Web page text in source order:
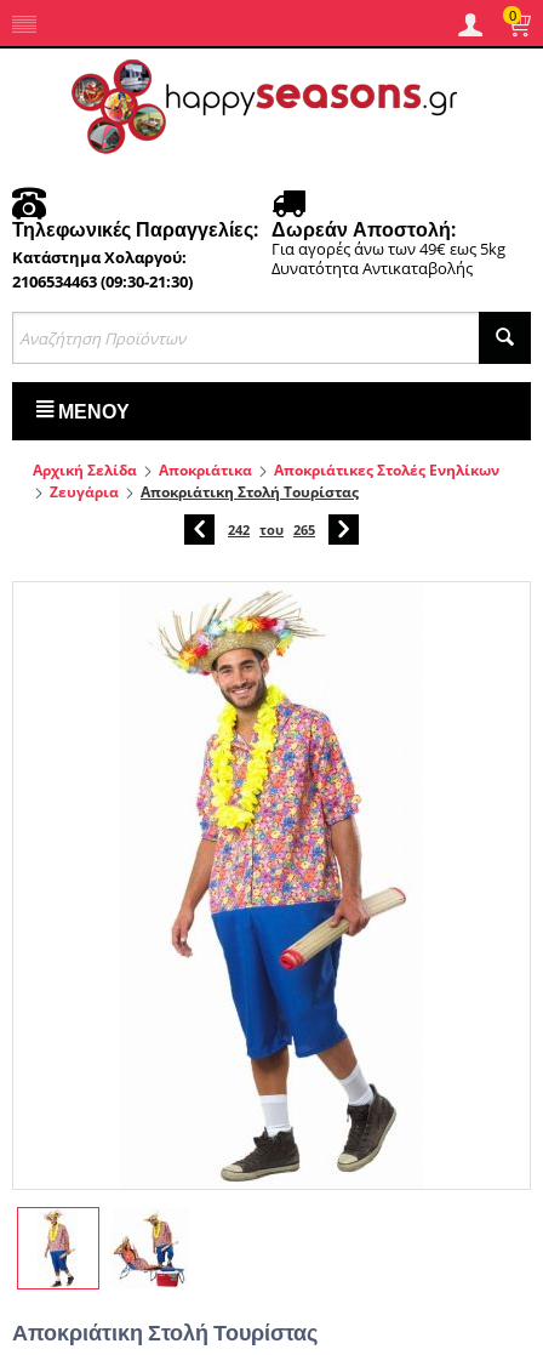
0
Τηλεφωνικές Παραγγελίες:
Κατάστημα Χολαργού:
2106534463 (09:30-21:30)
Δωρεάν Αποστολή:
Για αγορές άνω των 49€ εως 5kg
Δυνατότητα Αντικαταβολής
ΜΕΝΟΎ
Αρχική Σελίδα Αποκριάτικα
Αποκριάτικες Στολές Ενηλίκων
Ζευγάρια
Αποκριάτικη Στολή Τουρίστας
242 του 265
Αποκριάτικη Στολή Τουρίστας